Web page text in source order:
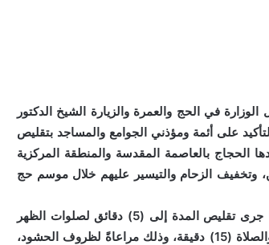
في الحج والعمرة والزيارة الشيخ الدكتور
على أئمة ومؤذني الجوامع والمساجد بتقليص
الحجاج بالعاصمة المقدسة والمنطقة المركزية
وتخفيف الزحام والتيسير عليهم خلال موسم حج
وحُددت مدة الانتظار بين الأذان والإقامة لصلاة الفجر بـ(15) دقيقة، فيما جرى تقليص المدة إلى (5) دقائق لصلوات الظهر
والعصر والمغرب والعشاء، مع التأكيد على ألا تتجاوز مدة خطبة الجمعة والصلاة (15) دقيقة، وذلك مراعاةً لظروف الحشود،